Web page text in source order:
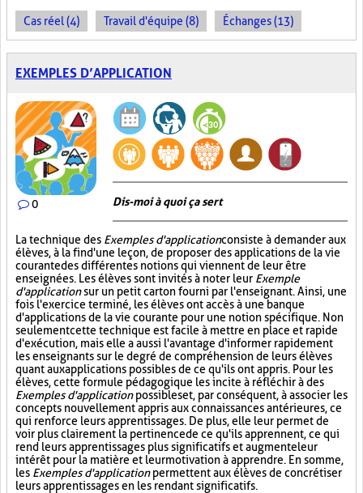
Cas réel (4) Travail d'équipe (8) Échanges (13)
EXEMPLES D’APPLICATION
0 Dis-moi à quoi ça sert
La technique des Exemples d'applicationconsiste à demander aux
élèves, à la fin d'une leçon, de proposer des applications de la vie
courante des différentes notions qui viennent de leur être
enseignées. Les élèves sont invités à noter leur Exemple
d'applicationsur un petit carton fourni par l'enseignant. Ainsi, une
fois l'exercice terminé, les élèves ont accès à une banque
d'applications de la vie courante pour une notion spécifique. Non
seulement cette technique est facile à mettre en place et rapide
d'exécution, mais elle a aussi l'avantage d'informer rapidement
les enseignants sur le degré de compréhension de leurs élèves
quant aux applications possibles de ce qu'ils ont appris. Pour les
élèves, cette formule pédagogique les incite à réfléchir à des
Exemples d'applicationpossibles et, par conséquent, à associer les
concepts nouvellement appris aux connaissances antérieures, ce
qui renforce leurs apprentissages. De plus, elle leur permet de
voir plus clairement la pertinence de ce qu'ils apprennent, ce qui
rend leurs apprentissages plus significatifs et augmente leur
intérêt pour la matière et leur motivation à apprendre. En somme,
les Exemples d'applicationpermettent aux élèves de concrétiser
leurs apprentissages en les rendant significatifs.